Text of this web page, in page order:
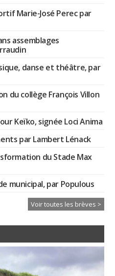
Marie-José Perec par
assemblages
danse et théâtre, par
du collège François Villon
Keïko, signée Loci Anima
par Lambert Lénack
du Stade Max
municipal, par Populous
Voir toutes les brèves >